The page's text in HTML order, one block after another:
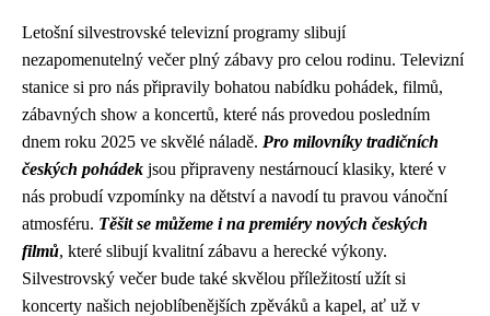
Letošní silvestrovské televizní programy slibují
nezapomenutelný večer plný zábavy pro celou rodinu. Televizní
stanice si pro nás připravily bohatou nabídku pohádek, filmů,
zábavných show a koncertů, které nás provedou posledním
dnem roku 2025 ve skvělé náladě. Pro milovníky tradičních
českých pohádek jsou připraveny nestárnoucí klasiky, které v
nás probudí vzpomínky na dětství a navodí tu pravou vánoční
atmosféru. Těšit se můžeme i na premiéry nových českých
filmů, které slibují kvalitní zábavu a herecké výkony.
Silvestrovský večer bude také skvělou příležitostí užít si
koncerty našich nejoblíbenějších zpěváků a kapel, ať už v